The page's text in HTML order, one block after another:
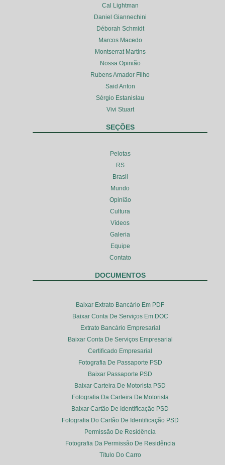
Cal Lightman
Daniel Giannechini
Déborah Schmidt
Marcos Macedo
Montserrat Martins
Nossa Opinião
Rubens Amador Filho
Said Anton
Sérgio Estanislau
Vivi Stuart
SEÇÕES
Pelotas
RS
Brasil
Mundo
Opinião
Cultura
Vídeos
Galeria
Equipe
Contato
DOCUMENTOS
Baixar Extrato Bancário Em PDF
Baixar Conta De Serviços Em DOC
Extrato Bancário Empresarial
Baixar Conta De Serviços Empresarial
Certificado Empresarial
Fotografia De Passaporte PSD
Baixar Passaporte PSD
Baixar Carteira De Motorista PSD
Fotografia Da Carteira De Motorista
Baixar Cartão De Identificação PSD
Fotografia Do Cartão De Identificação PSD
Permissão De Residência
Fotografia Da Permissão De Residência
Título Do Carro